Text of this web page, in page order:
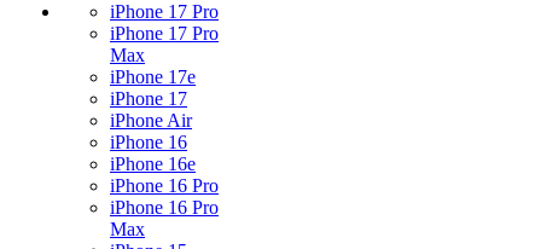
iPhone 17 Pro
iPhone 17 Pro
Max
iPhone 17e
iPhone 17
iPhone Air
iPhone 16
iPhone 16e
iPhone 16 Pro
iPhone 16 Pro
Max